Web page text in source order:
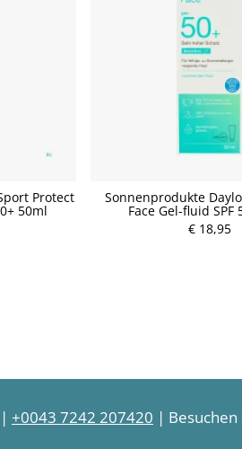
Protect
50ml
Sonnenprodukte
Face Gel-fluid SPF
€ 18,95
P
| +0043 7242 207420 | Besuchen